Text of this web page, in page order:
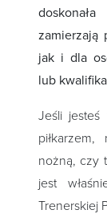
zamierzają
jak i dla
lub
Jeśli jesteś
nożną, czy
jest
Trenerskiej